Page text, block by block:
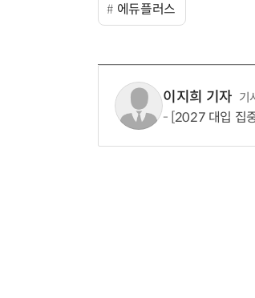
에듀플러스
이지희 기자 기
[2027 대입 집